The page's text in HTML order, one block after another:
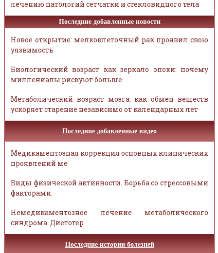
лечению патологий сетчатки и стекловидного тела
Последние добавленные новости
Новое открытие: мелкоклеточный рак проявил свою
уязвимость
Биологический возраст как зеркало эпохи: почему
миллениалы рискуют больше
Метаболический возраст мозга: как обмен веществ
ускоряет старение независимо от календарных лет
Последние добавленные видео
Медикаментозная коррекция основных клинических
проявлений ме
Виды физической активности. Борьба со стрессовыми
факторами.
Немедикаментозное лечение метаболического
синдрома. Диетотер
Последние истории болезней